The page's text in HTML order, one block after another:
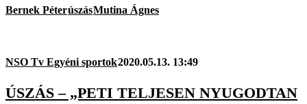
Bernek PéterúszásMutina Ágnes
NSO Tv Egyéni sportok2020.05.13. 13:49
ÚSZÁS – „PETI TELJESEN NYUGODTAN